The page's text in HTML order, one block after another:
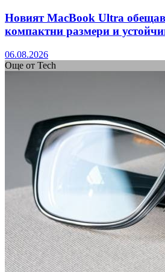
Новият MacBook Ultra
компактни размери и
06.08.2026
Още от Tech